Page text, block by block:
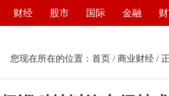
财经 股市 国际 金融
您现在所在的位置： 首页 / 商业财经 /